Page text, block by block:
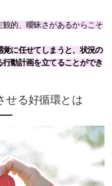
的、曖昧さがあるからこそ
に任せてしまうと、状況の
動計画を立てることができ
せる好循環とは